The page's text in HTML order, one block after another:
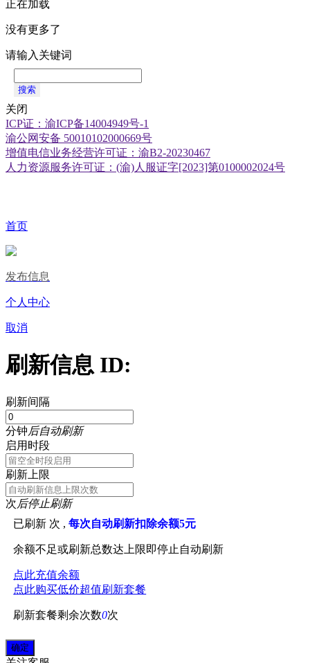
正在加载
没有更多了
请输入关键词
搜索
关闭
ICP证：渝ICP备14004949号-1
渝公网安备 50010102000669号
增值电信业务经营许可证：渝B2-20230467
人力资源服务许可证：(渝)人服证字[2023]第0100002024号
首页
发布信息
个人中心
取消
刷新信息 ID:
刷新间隔
分钟后自动刷新
启用时段
刷新上限
次后停止刷新
已刷新 次 ,每次自动刷新扣除余额5元
余额不足或刷新总数达上限即停止自动刷新
点此充值余额
点此购买低价超值刷新套餐
刷新套餐剩余次数0次